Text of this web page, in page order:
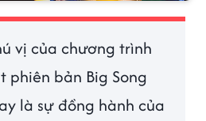
vị của chương trình
phiên bản Big Song
là sự đồng hành của